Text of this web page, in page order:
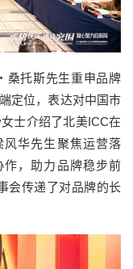
桑托斯先生重申品牌
定位，表达对中国市
士介绍了北美ICC在
华先生聚焦运营落
，助力品牌稳步前
会传递了对品牌的长